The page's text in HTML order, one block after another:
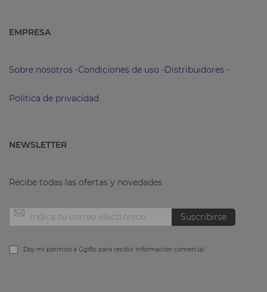
EMPRESA
Sobre nosotros -Condiciones de uso -Distribuidores -
Politica de privacidad
NEWSLETTER
Recibe todas las ofertas y novedades
Inscríbase
a
Suscribirse
Doy mi permiso a Ggifts para recibir información comercial